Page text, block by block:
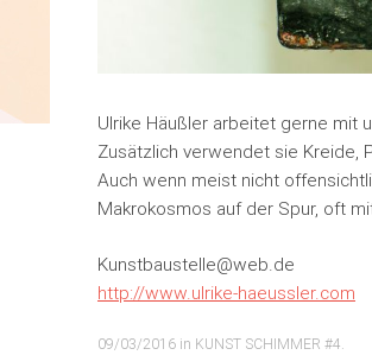
Ulrike Häußler arbeitet gerne mit
Zusätzlich verwendet sie Kreide,
Auch wenn meist nicht
Makrokosmos auf der Spur, oft
Kunstbaustelle@web.de
http://www.ulrike-haeussler.com
09/03/2016 in KUNST SCHIMMER #4.